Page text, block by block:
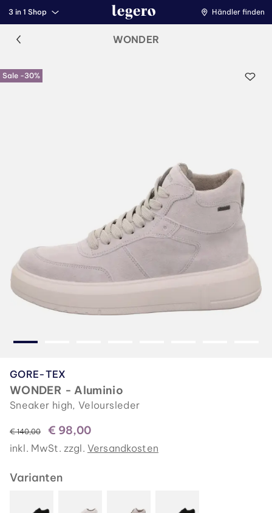
3 in 1 Shop Händler finden
WONDER
Sale -30%
GORE-TEX
WONDER - Aluminio
Sneaker high, Veloursleder
statt
€ 140,00 € 98,00
inkl. MwSt. zzgl. Versandkosten
Varianten